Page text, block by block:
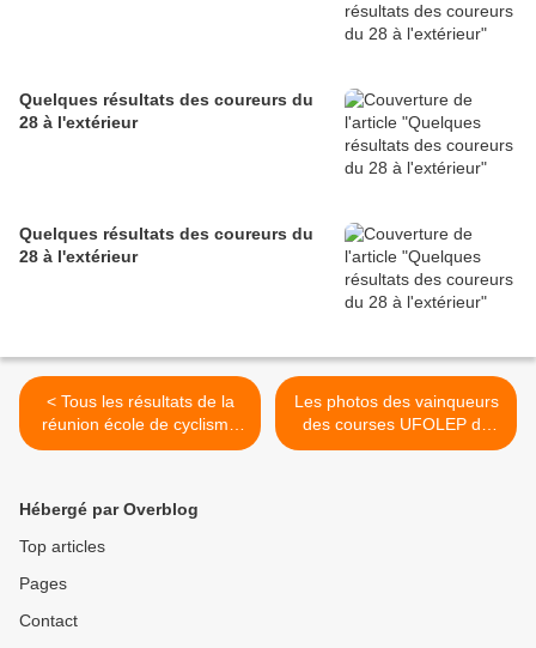
Quelques résultats des coureurs du
28 à l'extérieur
Quelques résultats des coureurs du
28 à l'extérieur
< Tous les résultats de la
réunion école de cyclisme
de Dreux (28)
Les photos des vainqueurs
des courses UFOLEP de
Bois le Roy (27) >
Hébergé par Overblog
Top articles
Pages
Contact